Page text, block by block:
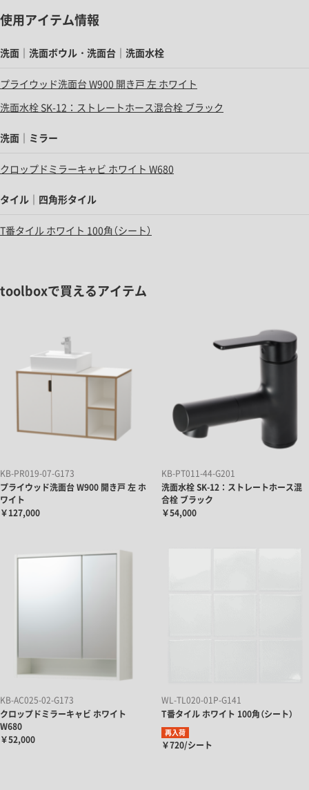
使用アイテム情報
洗面｜洗面ボウル・洗面台｜洗面水栓
プライウッド洗面台 W900 開き戸 左 ホワイト
洗面水栓 SK-12：ストレートホース混合栓 ブラック
洗面｜ミラー
クロップドミラーキャビ ホワイト W680
タイル｜四角形タイル
T番タイル ホワイト 100角（シート）
toolboxで買えるアイテム
KB-PR019-07-G173
プライウッド洗面台 W900 開き戸 左 ホ
ワイト
￥127,000
KB-PT011-44-G201
洗面水栓 SK-12：ストレートホース混
合栓 ブラック
￥54,000
KB-AC025-02-G173
クロップドミラーキャビ ホワイト
W680
￥52,000
WL-TL020-01P-G141
T番タイル ホワイト 100角（シート）
再入荷
￥720/シート